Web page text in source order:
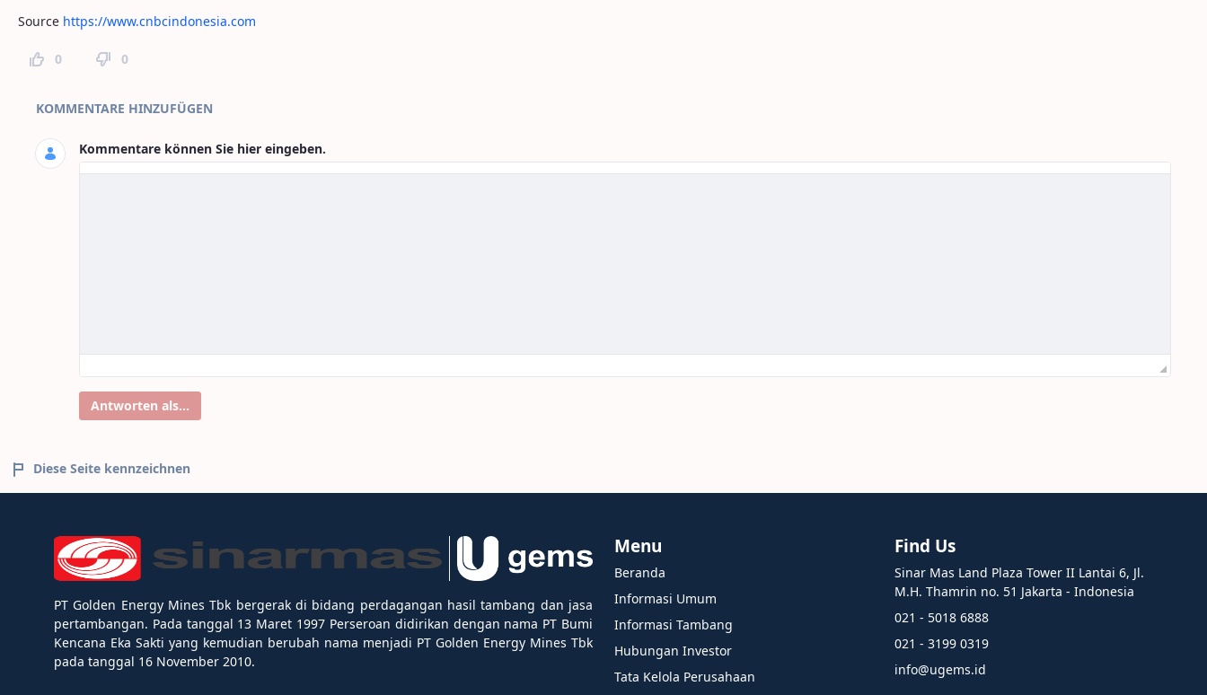
Source https://www.cnbcindonesia.com
0 0
Seitenkommentare
KOMMENTARE HINZUFÜGEN
Kommentare können Sie hier eingeben.
Antworten als...
Diese Seite kennzeichnen
PT Golden Energy Mines Tbk bergerak di bidang perdagangan hasil tambang dan jasa
pertambangan. Pada tanggal 13 Maret 1997 Perseroan didirikan dengan nama PT Bumi
Kencana Eka Sakti yang kemudian berubah nama menjadi PT Golden Energy Mines Tbk
pada tanggal 16 November 2010.
Menu
Beranda
Informasi Umum
Informasi Tambang
Hubungan Investor
Tata Kelola Perusahaan
Find Us
Sinar Mas Land Plaza Tower II Lantai 6, Jl.
M.H. Thamrin no. 51 Jakarta - Indonesia
021 - 5018 6888
021 - 3199 0319
info@ugems.id